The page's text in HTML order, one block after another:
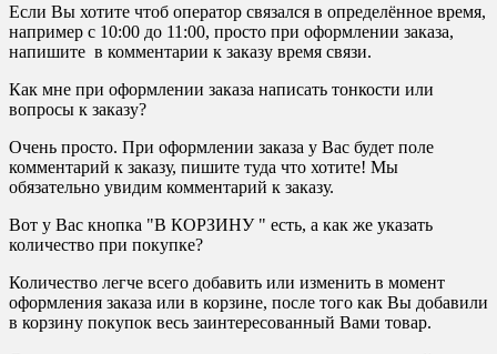
Если Вы хотите чтоб оператор связался в определённое время,
например с 10:00 до 11:00, просто при оформлении заказа,
напишите в комментарии к заказу время связи.
Как мне при оформлении заказа написать тонкости или
вопросы к заказу?
Очень просто. При оформлении заказа у Вас будет поле
комментарий к заказу, пишите туда что хотите! Мы
обязательно увидим комментарий к заказу.
Вот у Вас кнопка "В КОРЗИНУ " есть, а как же указать
количество при покупке?
Количество легче всего добавить или изменить в момент
оформления заказа или в корзине, после того как Вы добавили
в корзину покупок весь заинтересованный Вами товар.